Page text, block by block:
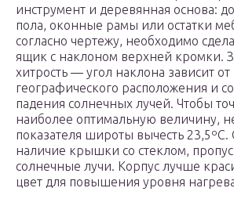
инструмент и деревянная основа:
пола, оконные рамы или остатки
согласно чертежу, необходимо
ящик с наклоном верхней кромки.
хитрость — угол наклона зависит
географического расположения и
падения солнечных лучей. Чтобы
наиболее оптимальную величину,
показателя широты вычесть 23,5ºC.
наличие крышки со стеклом,
солнечные лучи. Корпус лучше
цвет для повышения уровня